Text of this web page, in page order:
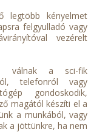
legtöbb kényelmet
felgyulladó vagy
vezérelt
válnak a sci-fik
telefonról vagy
gondoskodik,
magától készíti el a
a munkából, vagy
a jöttünkre, ha nem